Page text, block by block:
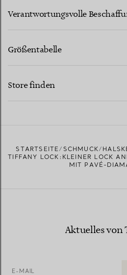
Verantwortungsvolle
Größentabelle
Store finden
STARTSEITE SCHMUCK
TIFFANY LOCK:KLEINER LOCK
IT PAVÉ-
Aktuelles von
E-MAIL